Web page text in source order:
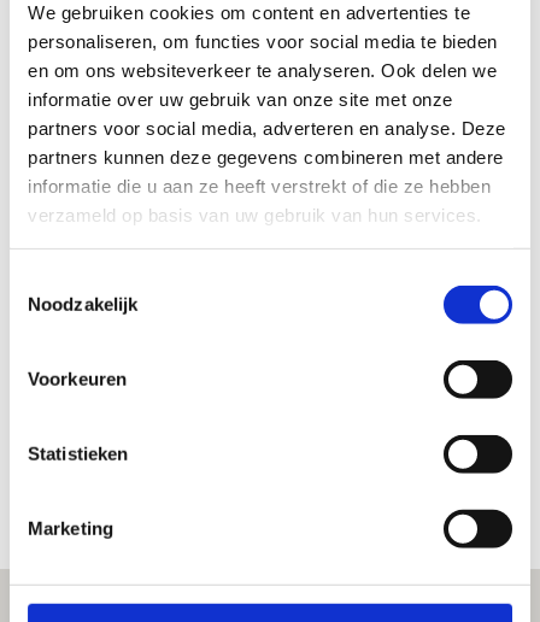
We gebruiken cookies om content en advertenties te
personaliseren, om functies voor social media te bieden
en om ons websiteverkeer te analyseren. Ook delen we
informatie over uw gebruik van onze site met onze
partners voor social media, adverteren en analyse. Deze
partners kunnen deze gegevens combineren met andere
informatie die u aan ze heeft verstrekt of die ze hebben
verzameld op basis van uw gebruik van hun services.
Noodzakelijk
Voorkeuren
Statistieken
Marketing
Meerbox Selfstorage
't Leucker 12
5831 DB Boxmeer
T: 0485-209020
E:info@meerbox.nl
Meerbox Selfstorage
Loek Nelissenstraat 23
T: 0478-210010
BTW nummer is NL166486115B04